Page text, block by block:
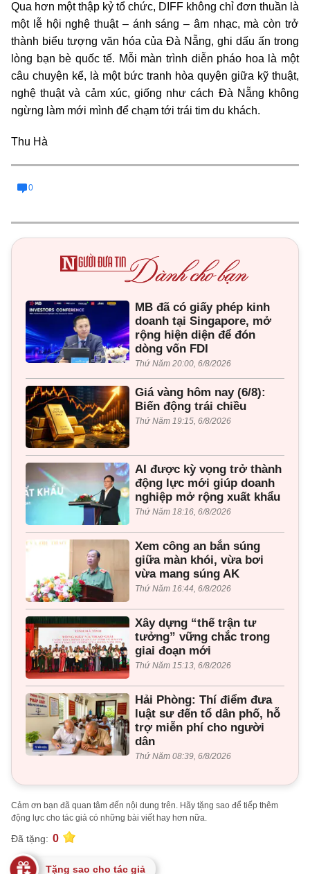
Qua hơn một thập kỷ tổ chức, DIFF không chỉ đơn thuần là
một lễ hội nghệ thuật – ánh sáng – âm nhạc, mà còn trở
thành biểu tượng văn hóa của Đà Nẵng, ghi dấu ấn trong
lòng bạn bè quốc tế. Mỗi màn trình diễn pháo hoa là một
câu chuyện kể, là một bức tranh hòa quyện giữa kỹ thuật,
nghệ thuật và cảm xúc, giống như cách Đà Nẵng không
ngừng làm mới mình để chạm tới trái tim du khách.
Thu Hà
0
MB đã có giấy phép kinh
doanh tại Singapore, mở
rộng hiện diện để đón
dòng vốn FDI
Thứ Năm 20:00, 6/8/2026
Giá vàng hôm nay (6/8):
Biến động trái chiều
Thứ Năm 19:15, 6/8/2026
AI được kỳ vọng trở thành
động lực mới giúp doanh
nghiệp mở rộng xuất khẩu
Thứ Năm 18:16, 6/8/2026
Xem công an bắn súng
giữa màn khói, vừa bơi
vừa mang súng AK
Thứ Năm 16:44, 6/8/2026
Xây dựng “thế trận tư
tưởng” vững chắc trong
giai đoạn mới
Thứ Năm 15:13, 6/8/2026
Hải Phòng: Thí điểm đưa
luật sư đến tổ dân phố, hỗ
trợ miễn phí cho người
dân
Thứ Năm 08:39, 6/8/2026
Cảm ơn bạn đã quan tâm đến nội dung trên. Hãy tặng sao để tiếp thêm
động lực cho tác giả có những bài viết hay hơn nữa.
Đã tặng: 0
Tặng sao cho tác giả